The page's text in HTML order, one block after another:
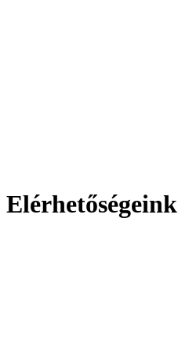
Elérhetőségeink